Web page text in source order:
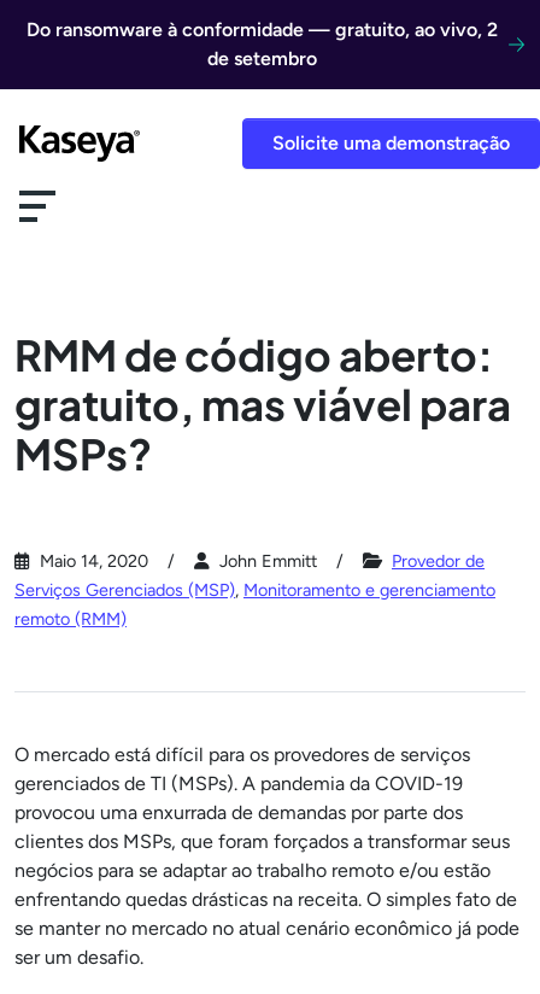
Do ransomware à conformidade — gratuito, ao vivo, 2
de setembro
Solicite uma demonstração
RMM de código aberto:
gratuito, mas viável para
MSPs?
Maio 14, 2020 John Emmitt
Provedor de
Serviços Gerenciados (MSP), Monitoramento e gerenciamento
remoto (RMM)
O mercado está difícil para os provedores de serviços
gerenciados de TI (MSPs). A pandemia da COVID-19
provocou uma enxurrada de demandas por parte dos
clientes dos MSPs, que foram forçados a transformar seus
negócios para se adaptar ao trabalho remoto e/ou estão
enfrentando quedas drásticas na receita. O simples fato de
se manter no mercado no atual cenário econômico já pode
ser um desafio.